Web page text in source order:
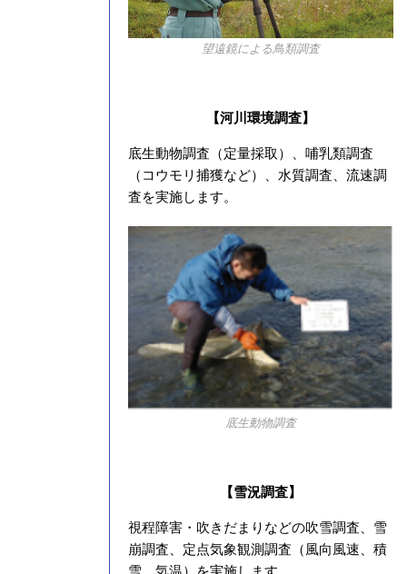
望遠鏡による鳥類調査
【河川環境調査】
底生動物調査（定量採取）、哺乳類調査
（コウモリ捕獲など）、水質調査、流速調
査を実施します。
底生動物調査
【雪況調査】
視程障害・吹きだまりなどの吹雪調査、雪
崩調査、定点気象観測調査（風向風速、積